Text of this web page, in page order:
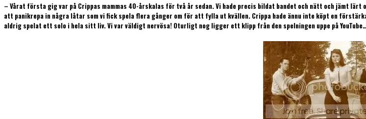
– Vårat första gig var på Crippas mammas 40-årskalas för två år sedan. Vi hade precis bildat bandet och nätt och jämt
att panikrepa in några låtar som vi fick spela flera gånger om för att fylla ut kvällen. Crippa hade ännu inte köpt en
aldrig spelat ett solo i hela sitt liv. Vi var väldigt nervösa! Oturligt nog ligger ett klipp från den spelningen uppe på